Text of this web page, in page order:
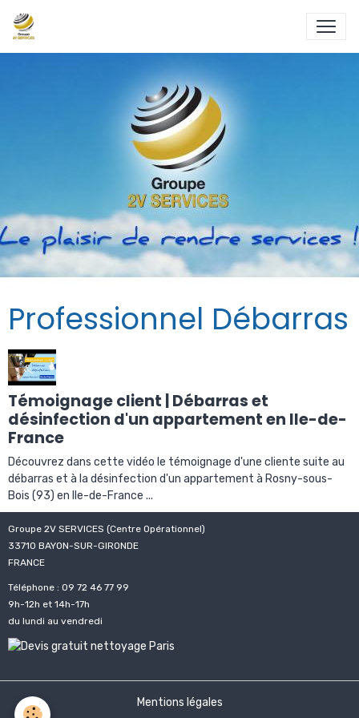
Professionnel Débarras
Témoignage client | Débarras et
désinfection d'un appartement en Ile-de-
France
Découvrez dans cette vidéo le témoignage d'une cliente suite au
débarras et à la désinfection d'un appartement à Rosny-sous-
Bois (93) en Ile-de-France ...
Groupe 2V SERVICES (Centre Opérationnel)
33710 BAYON-SUR-GIRONDE
FRANCE
Téléphone : 09 72 46 77 99
9h-12h et 14h-17h
du lundi au vendredi
Mentions légales